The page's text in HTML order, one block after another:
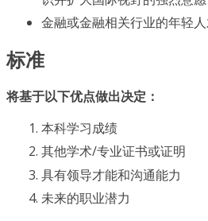
金融或金融相关行业的年轻
标准
将基于以下优点做出决定：
本科学习成绩
其他学术/专业证书或证明
具有领导才能和沟通能力
未来的职业潜力